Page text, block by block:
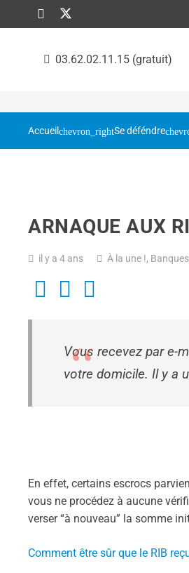
03.62.02.11.15 (gratuit)
Accueil Se déféndre
ARNAQUE AUX
il y a 4 ans À la une !,
Vous recevez par e-mail le RIB d’un proche ou de la société qui a procédé à des travaux à
votre domicile. Il y a
En effet, certains escrocs
vous ne procédez à aucune
verser “à nouveau” la somme
Comment être sûr que le RIB